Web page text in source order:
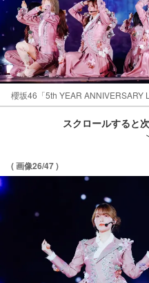
櫻坂46「5th YEAR ANNIVERSARY
スクロールすると
( 画像26/47 )